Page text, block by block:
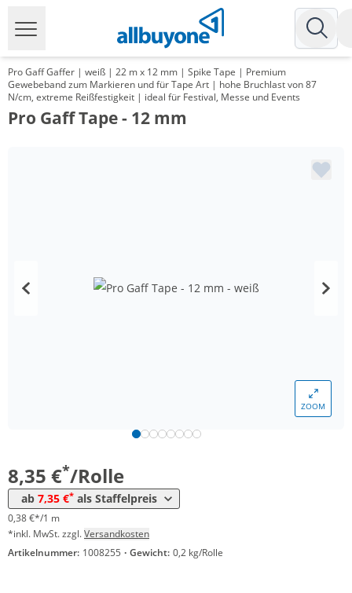
Pro Gaff Gaffer | weiß | 22 m x 12 mm | Spike Tape | Premium
Gewebeband zum Markieren und für Tape Art | hohe Bruchlast von 87
N/cm, extreme Reißfestigkeit | ideal für Festival, Messe und Events
Pro Gaff Tape - 12 mm
ZOOM
8,35 €*/Rolle
ab 7,35 €* als Staffelpreis
8,08 €
0,38 €*/1 m
*inkl. MwSt. zzgl.Versandkosten
Artikelnummer: 1008255 · Gewicht: 0,2 kg/Rolle